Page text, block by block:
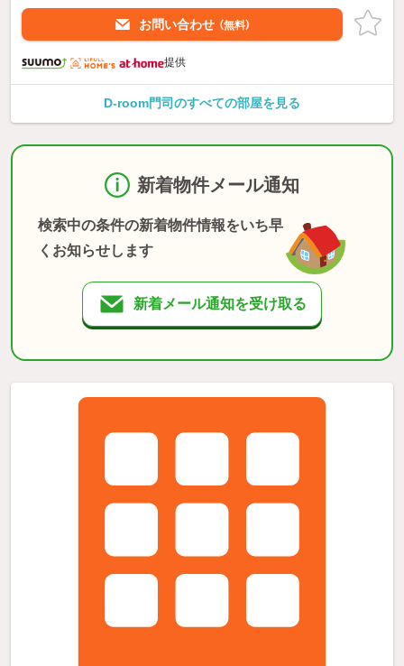
お問い合わせ （無料）
提供
D-room門司のすべての部屋を見る
新着物件メール通知
検索中の条件の新着物件情報をいち早
くお知らせします
新着メール通知を受け取る